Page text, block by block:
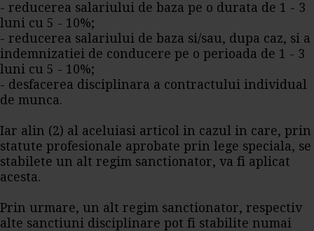
- reducerea salariului de baza pe o durata de 1 - 3
luni cu 5 - 10%;
- reducerea salariului de baza si/sau, dupa caz, si a
indemnizatiei de conducere pe o perioada de 1 - 3
luni cu 5 - 10%;
- desfacerea disciplinara a contractului individual
de munca.
Iar alin (2) al aceluiasi articol in cazul in care, prin
statute profesionale aprobate prin lege speciala, se
stabilete un alt regim sanctionator, va fi aplicat
acesta.
Prin urmare, un alt regim sanctionator, respectiv
alte sanctiuni disciplinare pot fi stabilite numai